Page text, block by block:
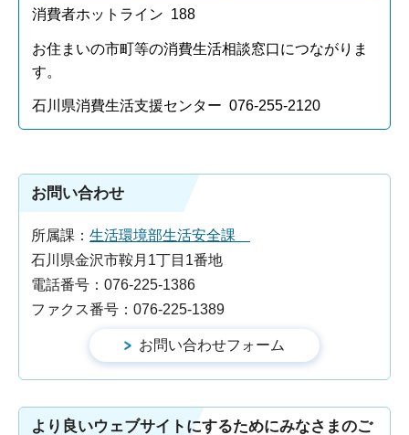
消費者ホットライン 188
お住まいの市町等の消費生活相談窓口につながりま
す。
石川県消費生活支援センター 076-255-2120
お問い合わせ
所属課： 生活環境部生活安全課
石川県金沢市鞍月1丁目1番地
電話番号：076-225-1386
ファクス番号：076-225-1389
より良いウェブサイトにするためにみなさまのご